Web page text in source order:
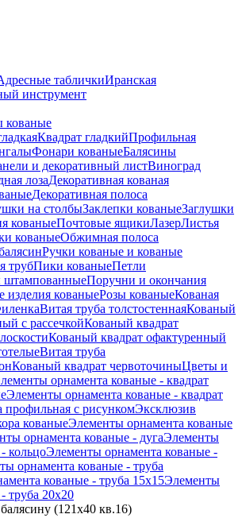
табличкиИранская
инструмент
кованые
Квадрат гладкийПрофильная
Фонари кованыеБалясины
и декоративный листВиноград
лозаДекоративная кованая
Декоративная полоса
на столбыЗаклепки кованыеЗаглушки
кованыеПочтовые ящикиЛазерЛистья
кованыеОбжимная полоса
Ручки кованые и кованые
трубПики кованыеПетли
штампованныеПоручни и окончания
изделия кованыеРозы кованыеКованая
Витая труба толстостеннаяКованый
с рассечкойКованый квадрат
Кованый квадрат офактуренный
Витая труба
Кованый квадрат червоточиныЦветы и
орнамента кованые - квадрат
Элементы орнамента кованые - квадрат
профильная с рисункомЭксклюзив
кованыеЭлементы орнамента кованые
орнамента кованые - дугаЭлементы
кольцоЭлементы орнамента кованые -
орнамента кованые - труба
кованые - труба 15х15Элементы
труба 20х20
(121х40 кв.16)